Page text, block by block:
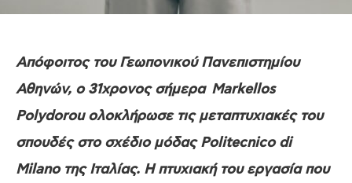
Απόφοιτος τουΓεωπονικού Πανεπιστημίου
Αθηνών, ο 31χρονος σήμερα Markellos
Polydorou ολοκλήρωσε τις μεταπτυχιακές του
σπουδές στο σχέδιο μόδας Politecnico di
Milano της Ιταλίας. Η πτυχιακή του εργασία που